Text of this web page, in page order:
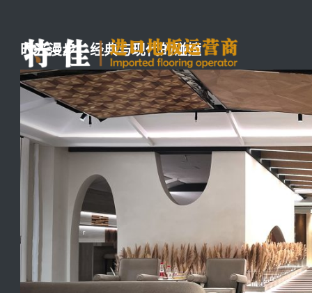
时光漫步，经典与现代的碰撞